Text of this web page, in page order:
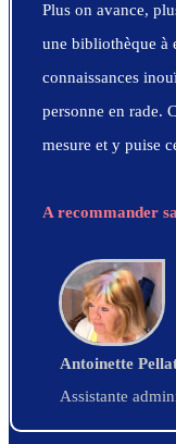
Plus on avance,
une bibliothèque à
connaissances
personne en rade.
mesure et y puise
A recommander
Antoinette
Assistante